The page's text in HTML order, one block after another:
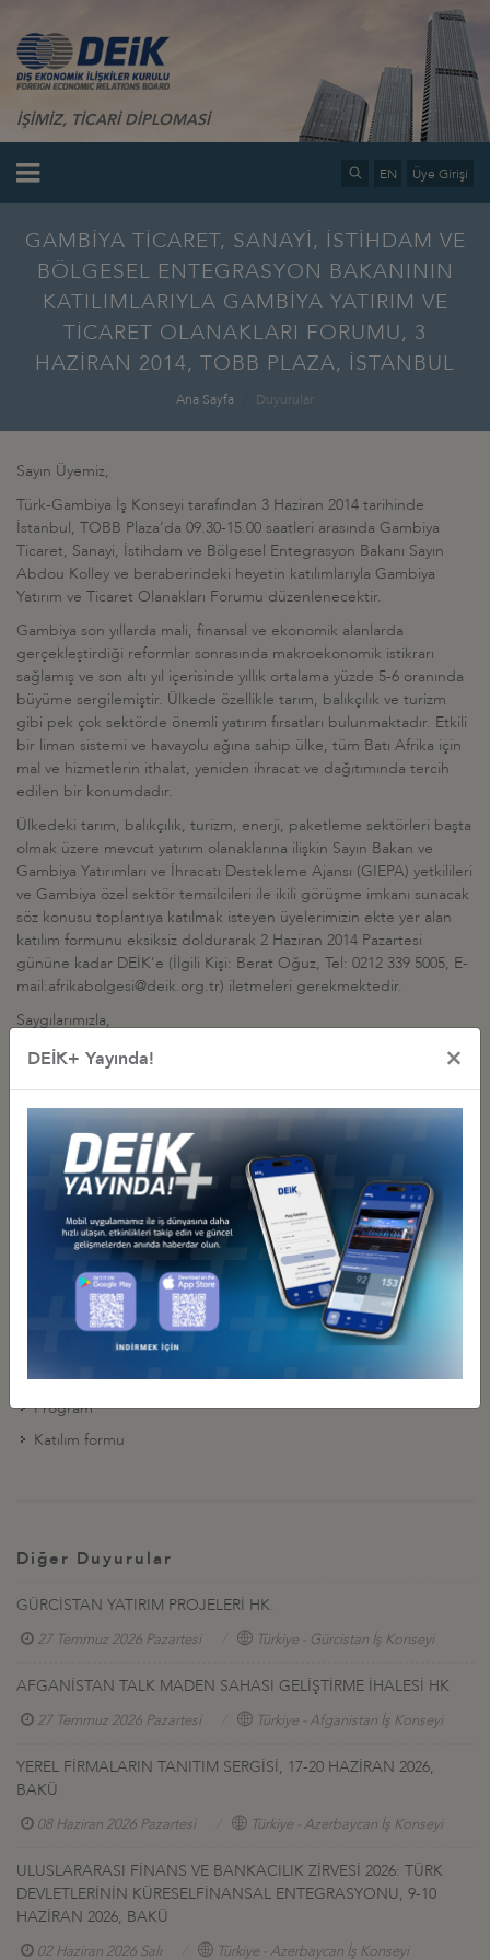
İŞİMİZ, TİCARİ DİPLOMASİ
EN Üye Girişi
GAMBİYA TİCARET, SANAYİ, İSTİHDAM VE
BÖLGESEL ENTEGRASYON BAKANININ
KATILIMLARIYLA GAMBİYA YATIRIM VE
TİCARET OLANAKLARI FORUMU, 3
HAZİRAN 2014, TOBB PLAZA, İSTANBUL
Ana Sayfa Duyurular
Sayın Üyemiz,
Türk-Gambiya İş Konseyi tarafından 3 Haziran 2014 tarihinde
İstanbul, TOBB Plaza’da 09.30-15.00 saatleri arasında Gambiya
Ticaret, Sanayi, İstihdam ve Bölgesel Entegrasyon Bakanı Sayın
Abdou Kolley ve beraberindeki heyetin katılımlarıyla Gambiya
Yatırım ve Ticaret Olanakları Forumu düzenlenecektir.
Gambiya son yıllarda mali, finansal ve ekonomik alanlarda
gerçekleştirdiği reformlar sonrasında makroekonomik istikrarı
sağlamış ve son altı yıl içerisinde yıllık ortalama yüzde 5-6 oranında
büyüme sergilemiştir. Ülkede özellikle tarım, balıkçılık ve turizm
gibi pek çok sektörde önemli yatırım fırsatları bulunmaktadır. Etkili
bir liman sistemi ve havayolu ağına sahip ülke, tüm Batı Afrika için
mal ve hizmetlerin ithalat, yeniden ihracat ve dağıtımında tercih
edilen bir konumdadır.
Ülkedeki tarım, balıkçılık, turizm, enerji, paketleme sektörleri başta
olmak üzere mevcut yatırım olanaklarına ilişkin Sayın Bakan ve
Gambiya Yatırımları ve İhracatı Destekleme Ajansı (GIEPA) yetkilileri
ve Gambiya özel sektör temsilcileri ile ikili görüşme imkanı sunacak
söz konusu toplantıya katılmak isteyen üyelerimizin ekte yer alan
katılım formunu eksiksiz doldurarak 2 Haziran 2014 Pazartesi
gününe kadar DEİK’e (İlgili Kişi: Berat Oğuz, Tel: 0212 339 5005, E-
mail:afrikabolgesi@deik.org.tr) iletmeleri gerekmektedir.
Saygılarımızla,
Not:
• GIEPA tarafından iletilen Gambiya’daki Proje Fırsatlarına ilişkin
bilgiler ile Gambiya Ticaret ve Sanayi Odası tarafından iletilen özel
sektör işbirliği teklifleri
https://www.deik.org.tr/Contents/FileAction/4796linkinde yer
almaktadır.
• Toplantı dili İngilizcedir.
Ek 1: Katılım Formu
Ek 2: Taslak Program
İlgili Dosyalar
Program
Katılım formu
Diğer Duyurular
GÜRCİSTAN YATIRIM PROJELERİ HK.
27 Temmuz 2026 Pazartesi Türkiye - Gürcistan İş Konseyi
AFGANİSTAN TALK MADEN SAHASI GELİŞTİRME İHALESİ HK
27 Temmuz 2026 Pazartesi Türkiye - Afganistan İş Konseyi
YEREL FİRMALARIN TANITIM SERGİSİ, 17-20 HAZİRAN 2026,
BAKÜ
08 Haziran 2026 Pazartesi Türkiye - Azerbaycan İş Konseyi
ULUSLARARASI FİNANS VE BANKACILIK ZİRVESİ 2026: TÜRK
DEVLETLERİNİN KÜRESELFİNANSAL ENTEGRASYONU, 9-10
HAZİRAN 2026, BAKÜ
02 Haziran 2026 Salı Türkiye - Azerbaycan İş Konseyi
DEİK+ Yayında! ×